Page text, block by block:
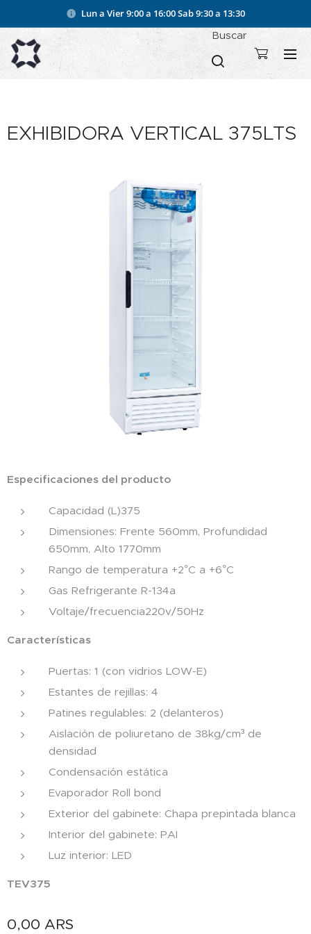
Lun a Vier 9:00 a 16:00Sab 9:30 a 13:30
Buscar
EXHIBIDORA VERTICAL 375LTS
Especificaciones del producto
Capacidad (L)375
Dimensiones: Frente 560mm, Profundidad
650mm, Alto 1770mm
Rango de temperatura +2°C a +6°C
Gas Refrigerante R-134a
Voltaje/frecuencia220v/50Hz
Características
Puertas: 1 (con vidrios LOW-E)
Estantes de rejillas: 4
Patines regulables: 2 (delanteros)
Aislación de poliuretano de 38kg/cm³ de
densidad
Condensación estática
Evaporador Roll bond
Exterior del gabinete: Chapa prepintada blanca
Interior del gabinete: PAI
Luz interior: LED
TEV375
0,00 ARS